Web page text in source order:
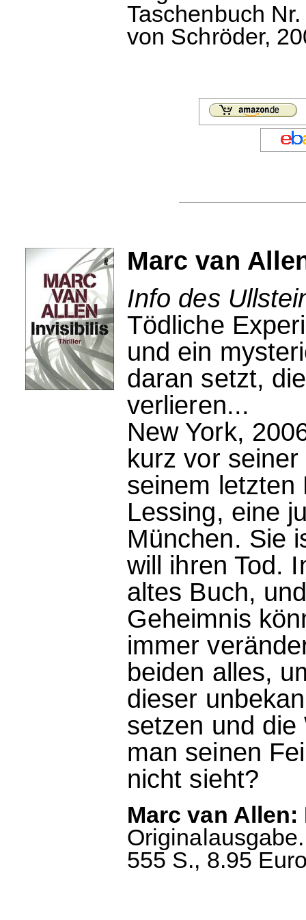
Taschenbuch
von Schröder,
Marc van
Info des
Tödliche
und ein
daran setzt,
verlieren...
New York,
kurz vor
seinem letzten
Lessing, eine
München. Sie
will ihren Tod.
altes Buch,
Geheimnis
immer
beiden alles,
dieser
setzen und
man seinen
nicht sieht?
Marc van
555 S., 8.95